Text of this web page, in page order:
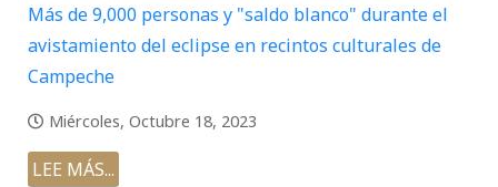
Más de 9,000 personas y "saldo blanco" durante el
avistamiento del eclipse en recintos culturales de
Campeche
Miércoles, Octubre 18, 2023
LEE MÁS...